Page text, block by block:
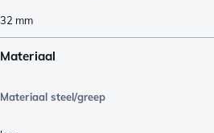
32 mm
Materiaal
Materiaal steel/greep